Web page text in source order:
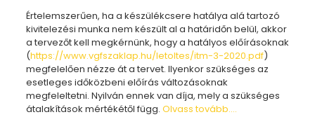
Értelemszerűen, ha a készülékcsere hatálya alá tartozó
kivitelezési munka nem készült al a határidőn belül, akkor
a tervezőt kell megkérnünk, hogy a hatályos előírásoknak
(https://www.vgfszaklap.hu/letoltes/itm-3-2020.pdf)
megfelelően nézze át a tervet. Ilyenkor szükséges az
esetleges időközbeni előírás változásoknak
megfeleltetni. Nyilván ennek van díja, mely a szükséges
átalakítások mértékétől függ. Olvass tovább….